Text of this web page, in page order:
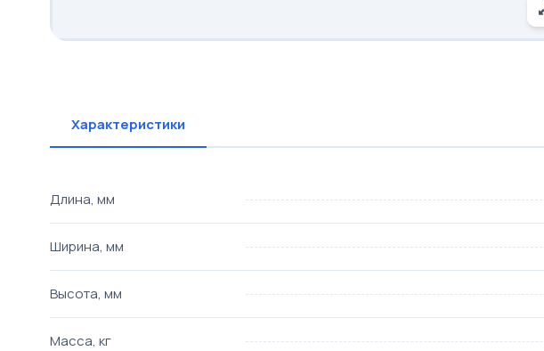
Характеристики
Длина, мм
Ширина, мм
Высота, мм
Масса, кг